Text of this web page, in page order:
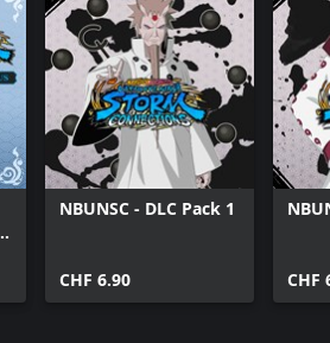
NBUNSC - DLC Pack 1
CHF 6.90 CHF